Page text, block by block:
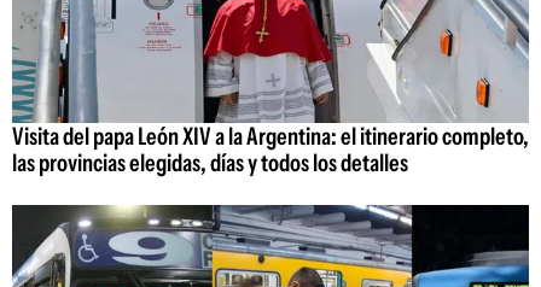
Visita del papa León XIV a la Argentina: el itinerario completo,
las provincias elegidas, días y todos los detalles